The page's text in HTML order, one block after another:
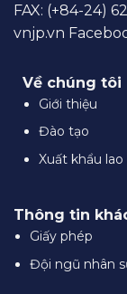
FAX: (+84-24)
vnjp.vn
Về chúng tôi
Giới thiệu
Đào tạo
Xuất khẩu
Thông tin
Giấy phép
Đội ngũ nhân